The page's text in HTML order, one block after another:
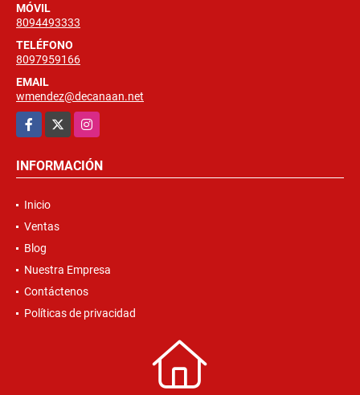
MÓVIL
8094493333
TELÉFONO
8097959166
EMAIL
wmendez@decanaan.net
Facebook
Instagram
INFORMACIÓN
Inicio
Ventas
Blog
Nuestra Empresa
Contáctenos
Políticas de privacidad